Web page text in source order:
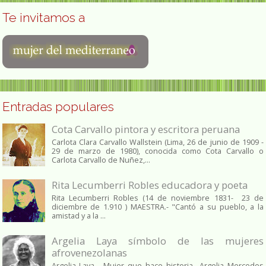
Te invitamos a
Entradas populares
Cota Carvallo pintora y escritora peruana
Carlota Clara Carvallo Wallstein (Lima, 26 de junio de 1909 -
29 de marzo de 1980), conocida como Cota Carvallo o
Carlota Carvallo de Nuñez,...
Rita Lecumberri Robles educadora y poeta
Rita Lecumberri Robles (14 de noviembre 1831- 23 de
diciembre de 1.910 ) MAESTRA.- "Cantó a su pueblo, a la
amistad y a la ...
Argelia Laya símbolo de las mujeres
afrovenezolanas